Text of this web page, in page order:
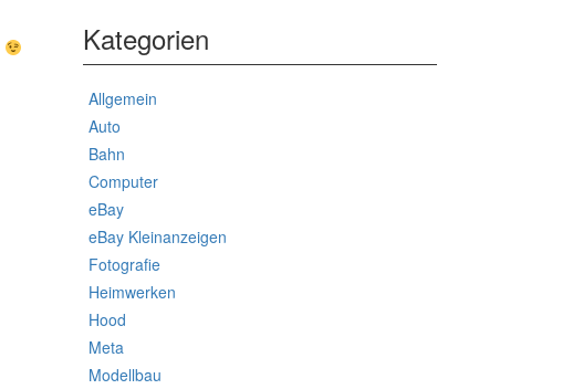
Kategorien
Allgemein
Auto
Bahn
Computer
eBay
eBay Kleinanzeigen
Fotografie
Heimwerken
Hood
Meta
Modellbau